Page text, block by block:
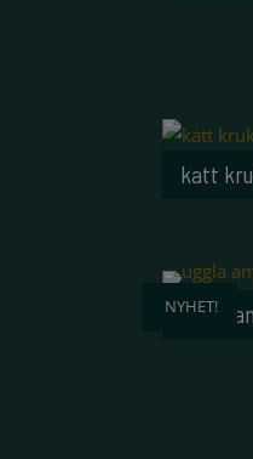
katt
NYHET!
Uggla